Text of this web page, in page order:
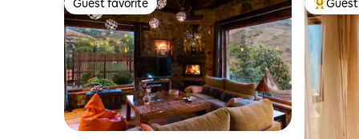
Guest favorite
Guest favorite Top